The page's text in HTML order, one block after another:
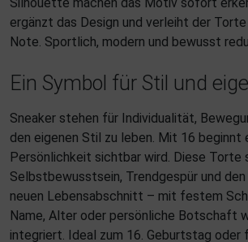
ergänzt das Design und verleiht der
Note. Sportlich, modern und bewusst
Ein Symbol für Stil und
Sneaker stehen für Individualität,
den eigenen Stil zu leben. Mit 16 beginnt
Persönlichkeit sichtbar wird. Diese Torte
Selbstbewusstsein, Trendgespür und
neuen Lebensabschnitt – mit festem
Name, Alter oder persönliche Botschaft
integriert. Ideal zum 16. Geburtstag oder